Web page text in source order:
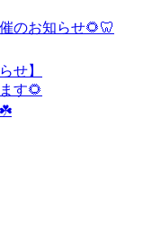
のお知らせ🌻🦷
せ】
す🌻
☘️